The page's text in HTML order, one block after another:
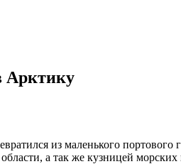
Арктику
из маленького
а так же кузницей морских